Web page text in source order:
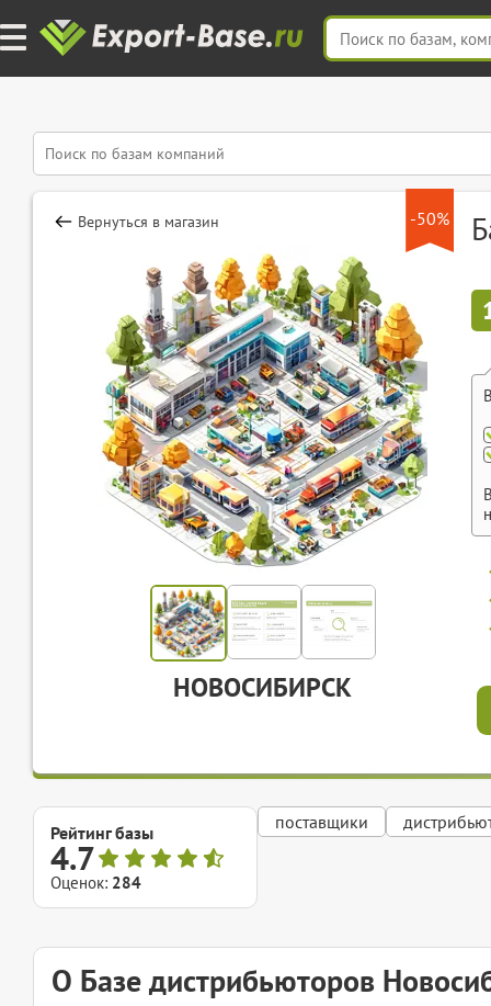
-50%
Вернуться в магазин
НОВОСИБИРСК
Рейтинг базы
4.7
Оценок: 284
поставщики
О Базе дистрибьюторов